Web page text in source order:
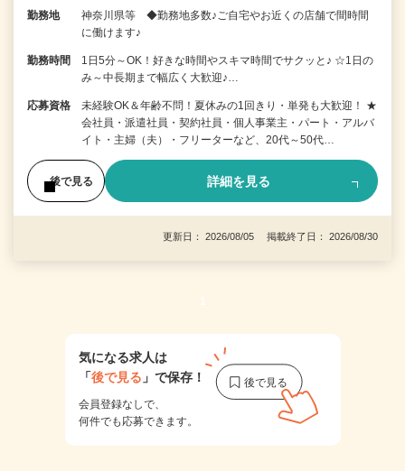
勤務地
神奈川県等 ◆勤務地多数♪ご自宅やお近くの店舗で間時間
に働けます♪
勤務時間
1日5分～OK！好きな時間やスキマ時間でサクッと♪ ☆1日の
み～中長期まで幅広く大歓迎♪…
応募資格
未経験OK＆年齢不問！夏休みの1回きり・単発も大歓迎！ ★
会社員・派遣社員・契約社員・個人事業主・パート・アルバ
イト・主婦（夫）・フリーターなど、20代～50代…
後で見る 詳細を見る
更新日： 2026/08/05 掲載終了日： 2026/08/30
1
気になる求人は
「後で見る 」で保存！
会員登録なしで、
何件でも応募できます。